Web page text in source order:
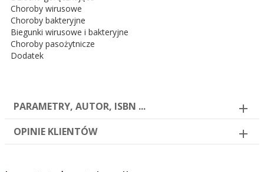
Choroby wirusowe
Choroby bakteryjne
Biegunki wirusowe i bakteryjne
Choroby pasożytnicze
Dodatek
PARAMETRY, AUTOR, ISBN ...
OPINIE KLIENTÓW